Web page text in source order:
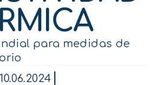
para medidas de
10.06.2024